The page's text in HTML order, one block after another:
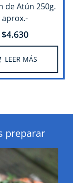
de Atún 250g.
aprox.-
$4.630
LEER MÁS
preparar